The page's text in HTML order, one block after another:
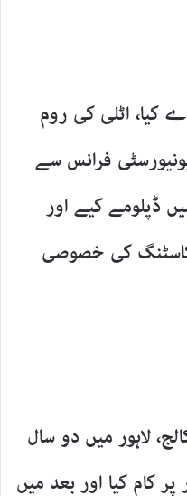
کیا، اٹلی کی روم
فرانس سے
ڈپلومے کیے اور
کی خصوصی
لاہور میں دو سال
کام کیا اور بعد میں